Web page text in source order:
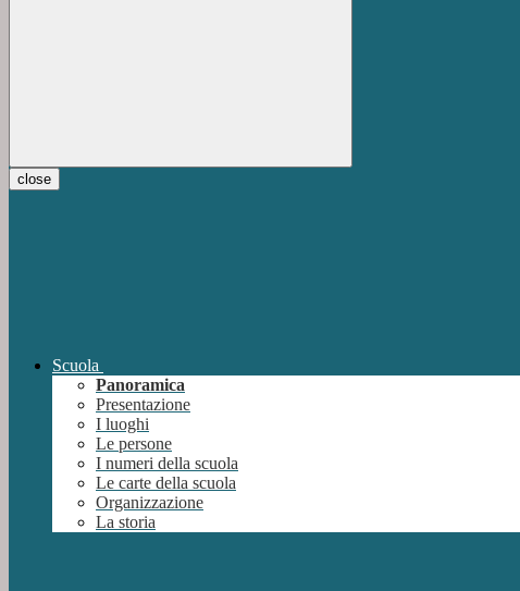
close
Scuola
Panoramica
Presentazione
I luoghi
Le persone
I numeri della scuola
Le carte della scuola
Organizzazione
La storia